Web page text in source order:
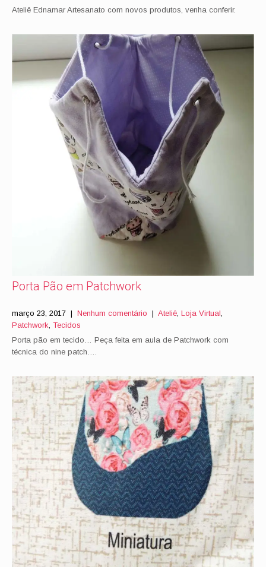
Ateliê Ednamar Artesanato com novos produtos, venha conferir.
Porta Pão em Patchwork
março 23, 2017 | Nenhum comentário | Ateliê, Loja Virtual,
Patchwork, Tecidos
Porta pão em tecido… Peça feita em aula de Patchwork com
técnica do nine patch….